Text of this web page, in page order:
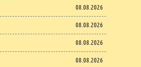
08.08.2026
08.08.2026
08.08.2026
08.08.2026